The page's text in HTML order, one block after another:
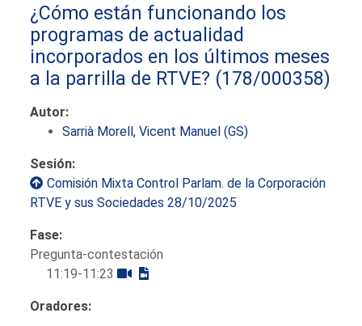
¿Cómo están funcionando los
programas de actualidad
incorporados en los últimos meses
a la parrilla de RTVE? (178/000358)
Autor:
Sarrià Morell, Vicent Manuel (GS)
Sesión:
Comisión Mixta Control Parlam. de la Corporación
RTVE y sus Sociedades 28/10/2025
Fase:
Pregunta-contestación
11:19-11:23
Oradores: